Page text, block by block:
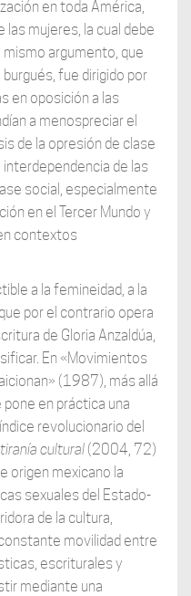
en toda América,
las mujeres, la cual debe
argumento, que
fue dirigido por
en oposición a las
a menospreciar el
de la opresión de clase
de las
social, especialmente
en el Tercer Mundo y
contextos
a la femineidad, a la
por el contrario opera
de Gloria Anzaldúa,
En «Movimientos
(1987), más allá
pone en práctica una
revolucionario del
tiranía cultural(2004, 72)
origen mexicano la
sexuales del Estado-
de la cultura,
movilidad entre
escriturales y
mediante una